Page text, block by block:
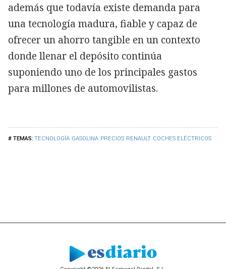
TECNOLOGÍA GASOLINA PRECIOS RENAULT COCHES ELÉCTRICOS
además que todavía existe demanda para
una tecnología madura, fiable y capaz de
ofrecer un ahorro tangible en un contexto
donde llenar el depósito continúa
suponiendo uno de los principales gastos
para millones de automovilistas.